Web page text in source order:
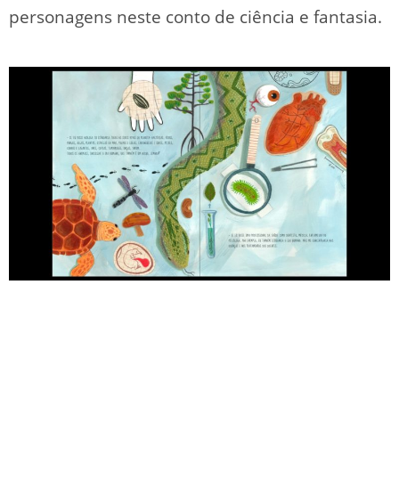
personagens neste conto de ciência e fantasia.